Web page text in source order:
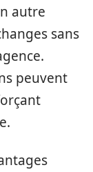
autre
sans
peuvent